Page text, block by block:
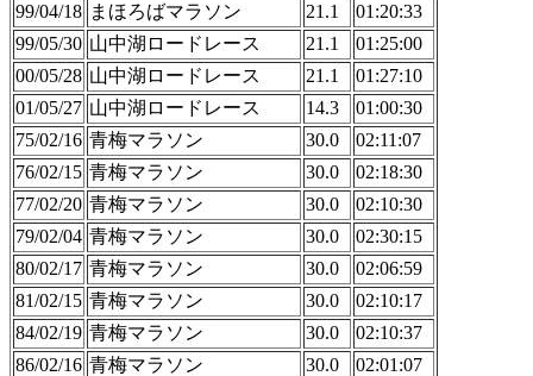
99/04/18 まほろばマラソン 21.1
01:20:33
99/05/30 山中湖ロードレース 21.1
01:25:00
00/05/28 山中湖ロードレース 21.1
01:27:10
01/05/27 山中湖ロードレース 14.3
01:00:30
75/02/16 青梅マラソン 30.0
02:11:07
76/02/15 青梅マラソン 30.0
02:18:30
77/02/20 青梅マラソン 30.0
02:10:30
79/02/04 青梅マラソン 30.0
02:30:15
80/02/17 青梅マラソン 30.0
02:06:59
81/02/15 青梅マラソン 30.0
02:10:17
84/02/19 青梅マラソン 30.0
02:10:37
86/02/16 青梅マラソン 30.0
02:01:07